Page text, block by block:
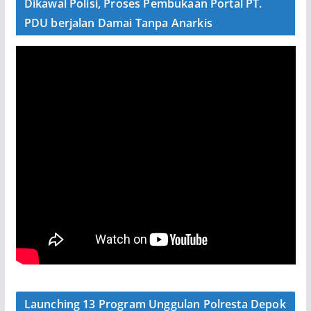
Dikawal Polisi, Proses Pembukaan Portal PT.
PDU berjalan Damai Tanpa Anarkis
Launching 13 Program Unggulan Polresta Depok